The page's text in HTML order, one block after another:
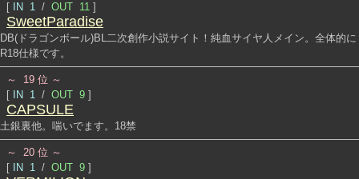
[
IN 1 / OUT 11 ]
SweetParadise
DB(ドラゴンボール)BL二次創作小説サイト！純血サイヤ人メイン。全体的に
R18仕様です。
～ 19 位 ～
[
IN 1 / OUT 9 ]
CAPSULE
土銀裏他。喘いでます。18禁
～ 20 位 ～
[
IN 1 / OUT 9 ]